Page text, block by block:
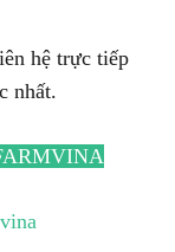
hệ trực tiếp
nhất.